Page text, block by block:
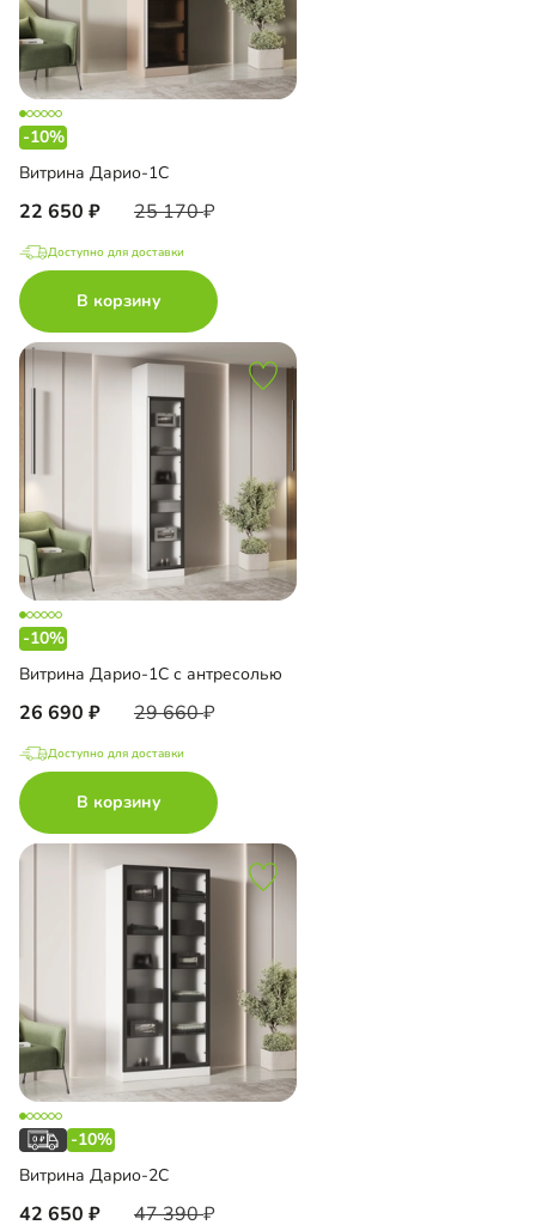
-10%
Витрина Дарио-1С
22 650 25 170
Доступно для доставки
В корзину
-10%
Витрина Дарио-1С с антресолью
26 690 29 660
Доступно для доставки
В корзину
-10%
Витрина Дарио-2С
42 650 47 390